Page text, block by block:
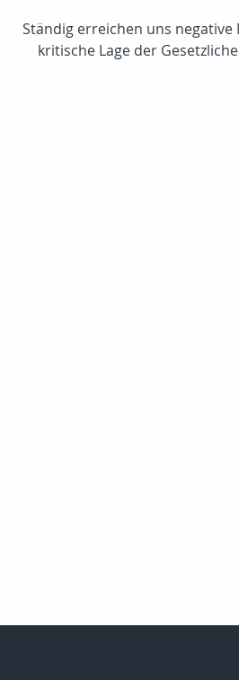
Ständig erreichen uns
kritische Lage der